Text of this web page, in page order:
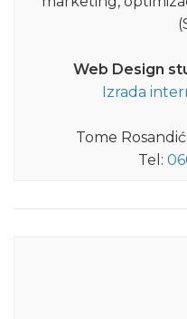
Web Design
Izrada
Tome
Tel: